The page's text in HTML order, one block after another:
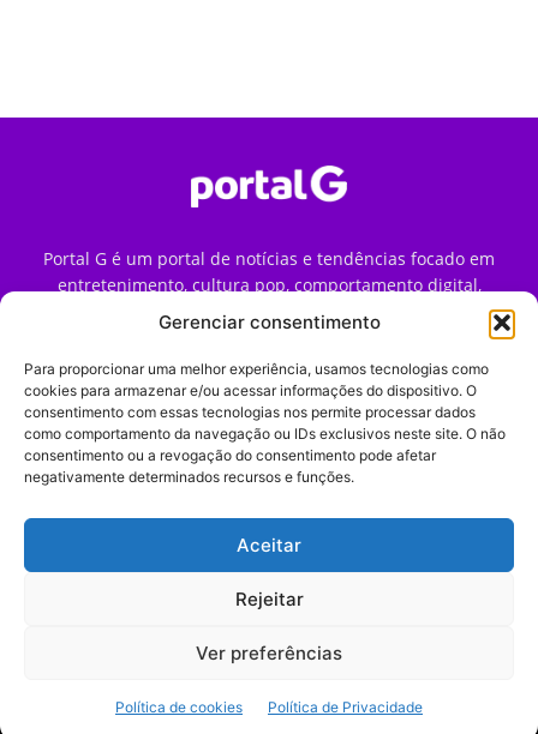
Gerenciar consentimento
Para proporcionar uma melhor experiência, usamos tecnologias como
cookies para armazenar e/ou acessar informações do dispositivo. O
consentimento com essas tecnologias nos permite processar dados
como comportamento da navegação ou IDs exclusivos neste site. O não
consentimento ou a revogação do consentimento pode afetar
negativamente determinados recursos e funções.
Aceitar
Rejeitar
Ver preferências
Política de cookies Política de Privacidade
Portal G é um portal de notícias e tendências focado em
entretenimento, cultura pop, comportamento digital,
streaming, games e iniciativas de marca que impactam a
forma como o público vive e consome internet no Brasil.
Contato:contato@portalg.com.br
Início Sobre
Termos de Uso
Política de Privacidade
Contato
tendências de consumo, marketing e comportamento digital.